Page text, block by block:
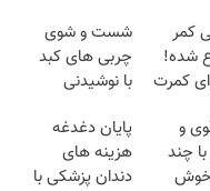
کمر
شده!
کمرت
شست و شوی
چربی های کبد
با نوشیدنی
و
چند
خوش
پایان دغدغه
هزینه های
دندان پزشکی با